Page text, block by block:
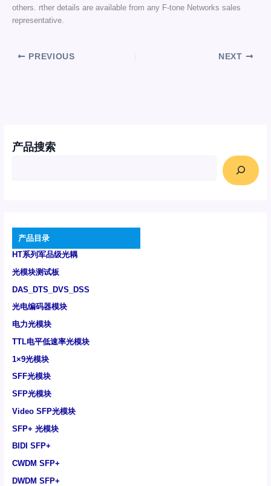
产品搜索
产品目录
HT系列军品级光耦
光模块测试板
DAS_DTS_DVS_DSS
光电编码器模块
电力光模块
TTL电平低速率光模块
1×9光模块
SFF光模块
SFP光模块
Video SFP光模块
SFP+ 光模块
BIDI SFP+
CWDM SFP+
DWDM SFP+
others. rther details are available from any F-tone Networks sales
representative.
PREVIOUS NEXT